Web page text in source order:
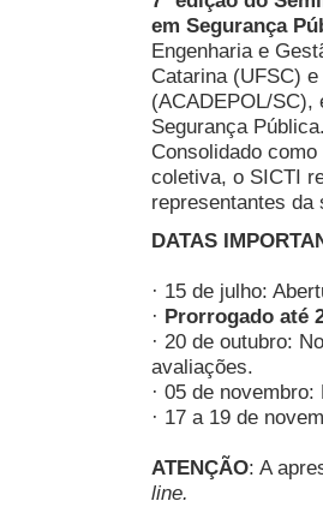
em Segurança
Engenharia e
Catarina (UFSC)
(ACADEPOL/
Segurança Pública.
Consolidado
coletiva, o SICTI
representantes
DATAS
· 15 de julho:
· Prorrogado até
· 20 de outubro:
avaliações.
· 05 de
· 17 a 19 de
ATENÇÃO: A
line.